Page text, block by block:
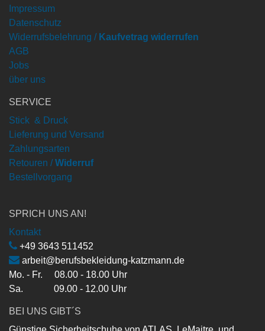
Impressum
Datenschutz
Widerrufsbelehrung / Kaufvetrag widerrufen
AGB
Jobs
über uns
SERVICE
Stick & Druck
Lieferung und Versand
Zahlungsarten
Retouren / Widerruf
Bestellvorgang
SPRICH UNS AN!
Kontakt
+49 3643 511452
arbeit@berufsbekleidung-katzmann.de
Mo. - Fr. 08.00 - 18.00 Uhr
Sa. 09.00 - 12.00 Uhr
BEI UNS GIBT´S